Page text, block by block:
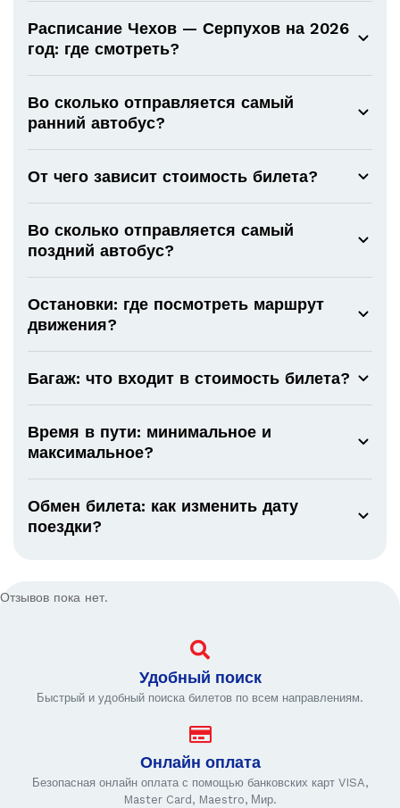
Расписание Чехов — Серпухов на 2026
год: где смотреть?
Во сколько отправляется самый
ранний автобус?
От чего зависит стоимость билета?
Во сколько отправляется самый
поздний автобус?
Остановки: где посмотреть маршрут
движения?
Багаж: что входит в стоимость билета?
Время в пути: минимальное и
максимальное?
Обмен билета: как изменить дату
поездки?
Отзывов пока нет.
Удобный поиск
Быстрый и удобный поиска билетов по всем направлениям.
Онлайн оплата
Безопасная онлайн оплата с помощью банковских карт VISA,
Master Card, Maestro, Мир.